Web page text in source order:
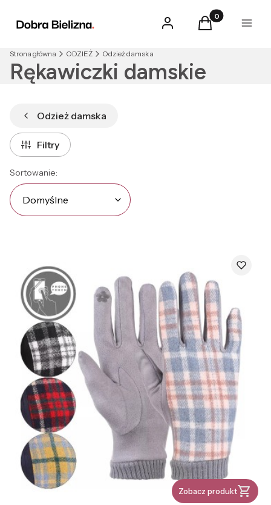
Zaloguj sięProdukty w
Koszyk Menu
Strona główna ODZIEŻ Odzież damska
Rękawiczki damskie
Odzież damska
Filtry
Lista produktów
Sortowanie:
Domyślne
Zobacz produkt